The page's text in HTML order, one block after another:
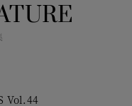
Vol.44